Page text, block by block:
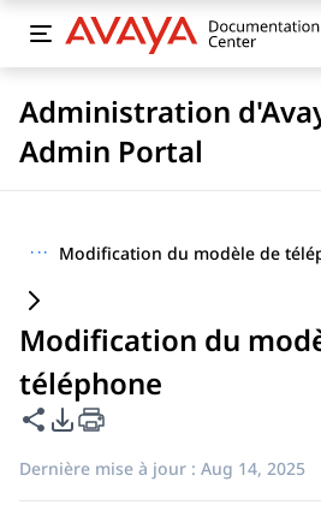
Administration
Admin Portal
··· Modification du modèle de
Modification du
téléphone
Partager cette page
Options d'exportation PDF
Dernière mise à jour : Aug 14, 2025